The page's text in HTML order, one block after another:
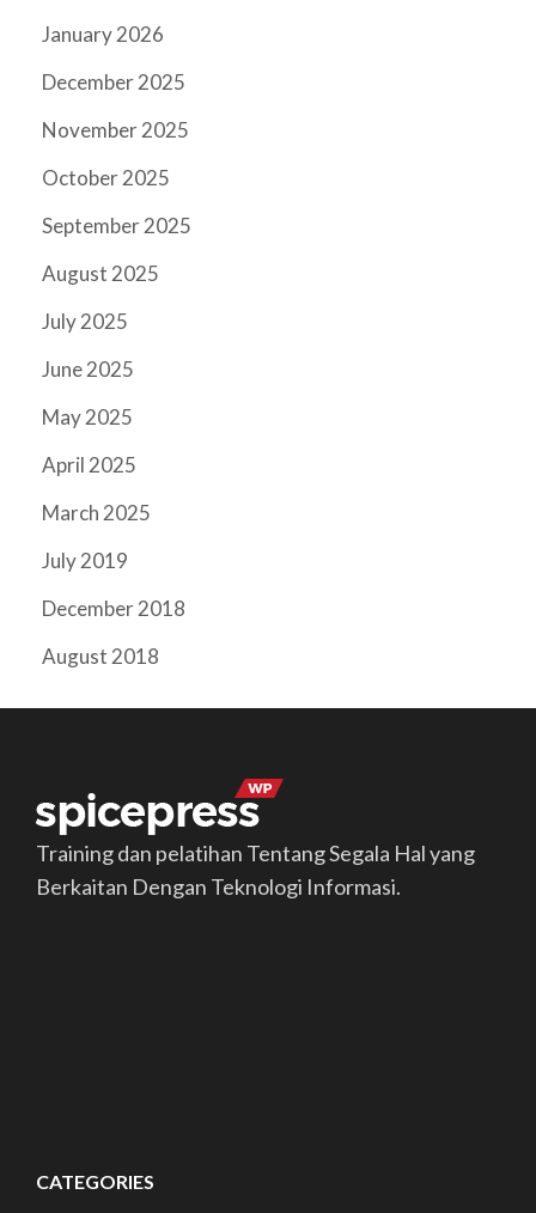
January 2026
December 2025
November 2025
October 2025
September 2025
August 2025
July 2025
June 2025
May 2025
April 2025
March 2025
July 2019
December 2018
August 2018
Training dan pelatihan Tentang Segala Hal yang
Berkaitan Dengan Teknologi Informasi.
CATEGORIES